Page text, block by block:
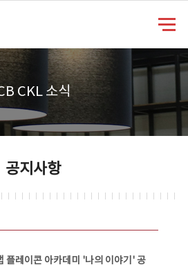
CKL 소식
공지사항
플레이콘 아카데미 '나의 이야기' 공